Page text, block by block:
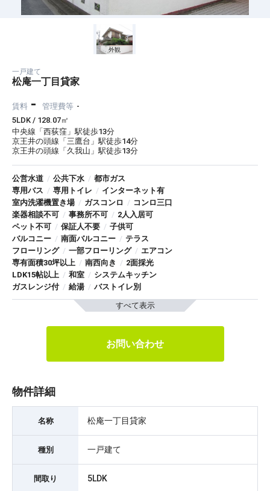
外観
一戸建て
松庵一丁目貸家
賃料 - 管理費等 -
5LDK / 128.07㎡
中央線「西荻窪」駅徒歩13分
京王井の頭線「三鷹台」駅徒歩14分
京王井の頭線「久我山」駅徒歩13分
公営水道 / 公共下水 / 都市ガス
専用バス / 専用トイレ / インターネット有
室内洗濯機置き場 / ガスコンロ / コンロ三口
楽器相談不可 / 事務所不可 / 2人入居可
ペット不可 / 保証人不要 / 子供可
バルコニー / 南面バルコニー / テラス
フローリング / 一部フローリング / エアコン
専有面積30坪以上 / 南西向き / 2面採光
LDK15帖以上 / 和室 / システムキッチン
ガスレンジ付 / 給湯 / バストイレ別
すべて表示
お問い合わせ
物件詳細
名称 松庵一丁目貸家
種別 一戸建て
間取り 5LDK